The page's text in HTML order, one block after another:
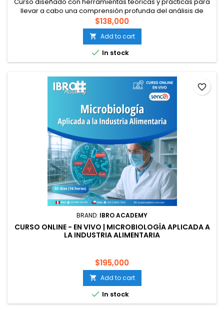
llevar a cabo una comprensión profunda del análisis de
causa raíz (RCA), para conocer la importancia de este y
poder realizarlo de manera competente. Esto es
especialmente útil cuando se implementan los requisitos en
los Estándares Globales de BRCGS, los cuales solicitan que
se implementen acciones...
$138,000
 Add to cart
 In stock
BRAND: IBRO ACADEMY
CURSO ONLINE - EN VIVO | MICROBIOLOGÍA APLICADA A
LA INDUSTRIA ALIMENTARIA
$195,000
 Add to cart
 In stock
favorite_border